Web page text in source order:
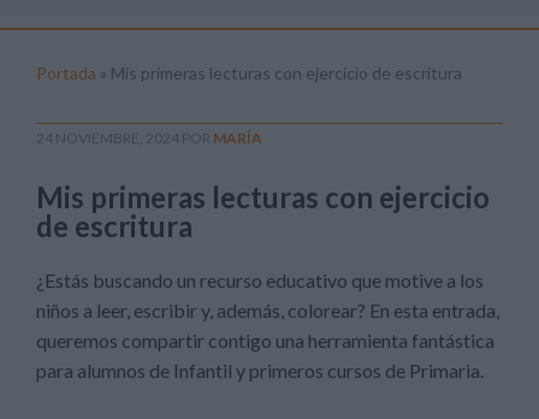
Portada » Mis primeras lecturas con ejercicio de escritura
24 NOVIEMBRE, 2024 POR MARÍA
Mis primeras lecturas con ejercicio
de escritura
¿Estás buscando un recurso educativo que motive a los
niños a leer, escribir y, además, colorear? En esta entrada,
queremos compartir contigo una herramienta fantástica
para alumnos de Infantil y primeros cursos de Primaria.